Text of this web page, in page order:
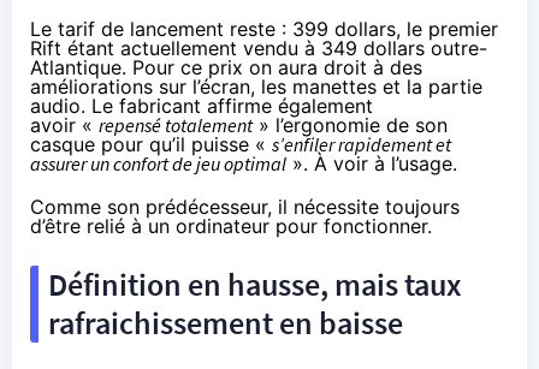
Le tarif de lancement reste : 399 dollars, le premier
Rift étant actuellement vendu à 349 dollars outre-
Atlantique. Pour ce prix on aura droit à des
améliorations sur l’écran, les manettes et la partie
audio. Le fabricant affirme également
avoir « repensé totalement» l’ergonomie de son
casque pour qu’il puisse « s’enfiler rapidement et
assurer un confort de jeu optimal ». À voir à l’usage.
Comme son prédécesseur, il nécessite toujours
d’être relié à un ordinateur pour fonctionner.
Définition en hausse, mais taux
rafraichissement en baisse